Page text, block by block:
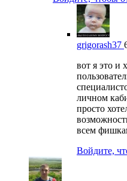
grigorash37
вот я это и
личном
просто
всем
Войдите,